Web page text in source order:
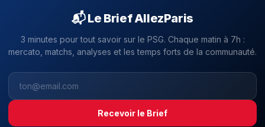
📬 Le Brief AllezParis
3 minutes pour tout savoir sur le PSG. Chaque matin à 7h :
mercato, matchs, analyses et les temps forts de la communauté.
Recevoir le Brief